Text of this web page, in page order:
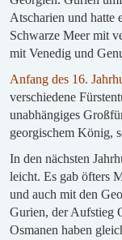
Atscharien und hatte
Schwarze Meer mit
mit Venedig und
Anfang des 16.
verschiedene
unabhängiges
georgischem König,
In den nächsten
leicht. Es gab öfters
und auch mit den
Gurien, der Aufstieg
Osmanen haben